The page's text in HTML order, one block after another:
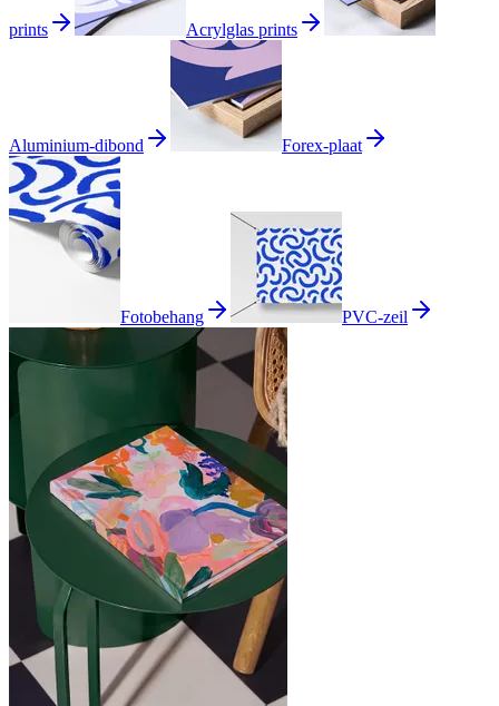
prints Acrylglas prints
Aluminium-dibond Forex-plaat
Fotobehang PVC-zeil